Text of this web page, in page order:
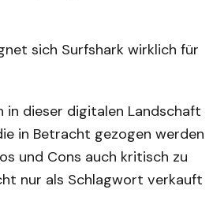
sich Surfshark wirklich für
in dieser digitalen Landschaft
in Betracht gezogen werden
und Cons auch kritisch zu
nur als Schlagwort verkauft